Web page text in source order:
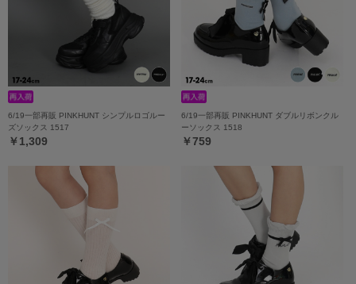
6/19一部再販 PINKHUNT シンプルロゴルー
ズソックス 1517
￥1,309
6/19一部再販 PINKHUNT ダブルリボンクル
ーソックス 1518
￥759